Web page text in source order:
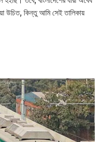
উচিত, কিন্তু আমি সেই তালিকায়